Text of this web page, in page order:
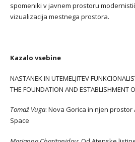
spomeniki v javnem prostoru
vizualizacija mestnega prostora.
Kazalo vsebine
NASTANEK IN UTEMELJITEV
THE FOUNDATION AND ESTABLISHMENT
Tomaž Vuga: Nova Gorica in njen prostor
Space